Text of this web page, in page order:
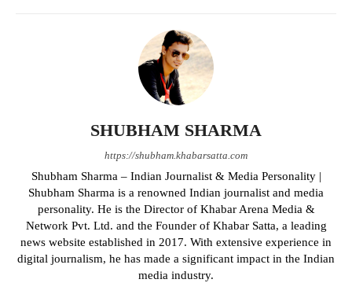
SHUBHAM SHARMA
https://shubham.khabarsatta.com
Shubham Sharma – Indian Journalist & Media Personality |
Shubham Sharma is a renowned Indian journalist and media
personality. He is the Director of Khabar Arena Media &
Network Pvt. Ltd. and the Founder of Khabar Satta, a leading
news website established in 2017. With extensive experience in
digital journalism, he has made a significant impact in the Indian
media industry.